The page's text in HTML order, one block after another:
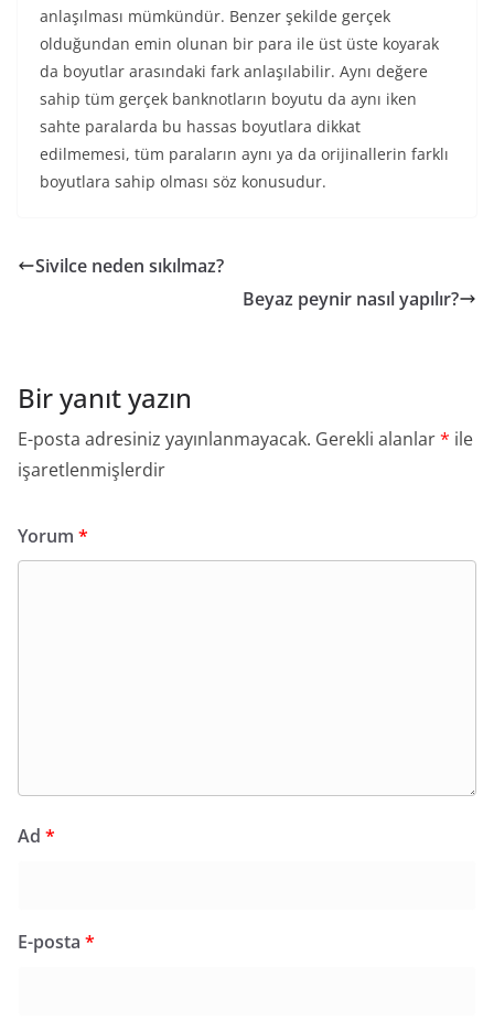
anlaşılması mümkündür. Benzer şekilde gerçek
olduğundan emin olunan bir para ile üst üste koyarak
da boyutlar arasındaki fark anlaşılabilir. Aynı değere
sahip tüm gerçek banknotların boyutu da aynı iken
sahte paralarda bu hassas boyutlara dikkat
edilmemesi, tüm paraların aynı ya da orijinallerin farklı
boyutlara sahip olması söz konusudur.
Sivilce neden sıkılmaz?
Beyaz peynir nasıl yapılır?
Bir yanıt yazın
E-posta adresiniz yayınlanmayacak. Gerekli alanlar* ile
işaretlenmişlerdir
Yorum *
Ad *
E-posta *